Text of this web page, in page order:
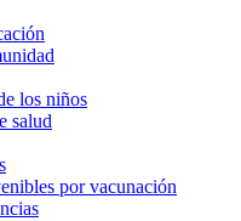
los niños
salud
por vacunación